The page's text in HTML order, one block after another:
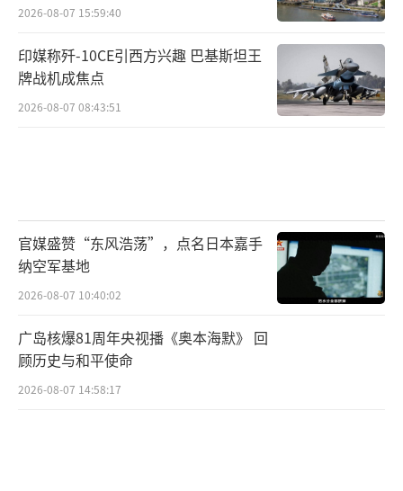
2026-08-07 15:59:40
印媒称歼-10CE引西方兴趣 巴基斯坦王
牌战机成焦点
2026-08-07 08:43:51
官媒盛赞“东风浩荡”，点名日本嘉手
纳空军基地
2026-08-07 10:40:02
广岛核爆81周年央视播《奥本海默》 回
顾历史与和平使命
2026-08-07 14:58:17